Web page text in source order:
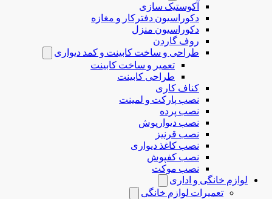
آکوستیک سازی
دکوراسیون دفترکار و مغازه
دکوراسیون منزل
روف گاردن
طراحی و ساخت کابینت و کمد دیواری
تعمیر و ساخت کابینت
طراحی کابینت
کناف کاری
نصب پارکت و لمینت
نصب پرده
نصب دیوارپوش
نصب قرنیز
نصب کاغذ دیواری
نصب کفپوش
نصب موکت
لوازم خانگی و اداری
تعمیرات لوازم خانگی